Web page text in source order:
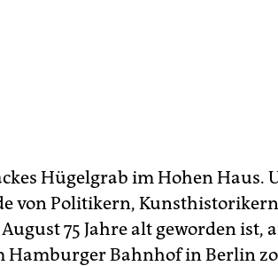
Hügelgrab im Hohen Haus.
von Politikern, Kunsthistorikern
75 Jahre alt geworden ist,
Hamburger Bahnhof in Berlin